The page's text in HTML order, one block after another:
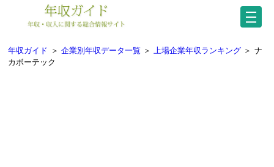
年収ガイド ＞ 企業別年収データ一覧 ＞ 上場企業年収ランキング ＞ ナ
カボーテック